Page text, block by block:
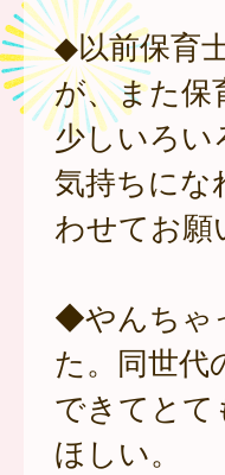
◆以前保育
が、また保
少しいろ
気持ちにな
わせてお願
◆やんちゃ
た。同世代
できてと
ほしい。